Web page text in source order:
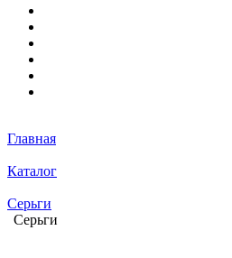
Главная
Каталог
Серьги
Серьги